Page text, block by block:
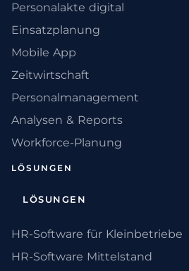
Personalakte digital
Einsatzplanung
Mobile App
Zeitwirtschaft
Personalmanagement
Analysen & Reports
Workforce-Planung
LÖSUNGEN
LÖSUNGEN
HR-Software für Kleinbetriebe
HR-Software Mittelstand